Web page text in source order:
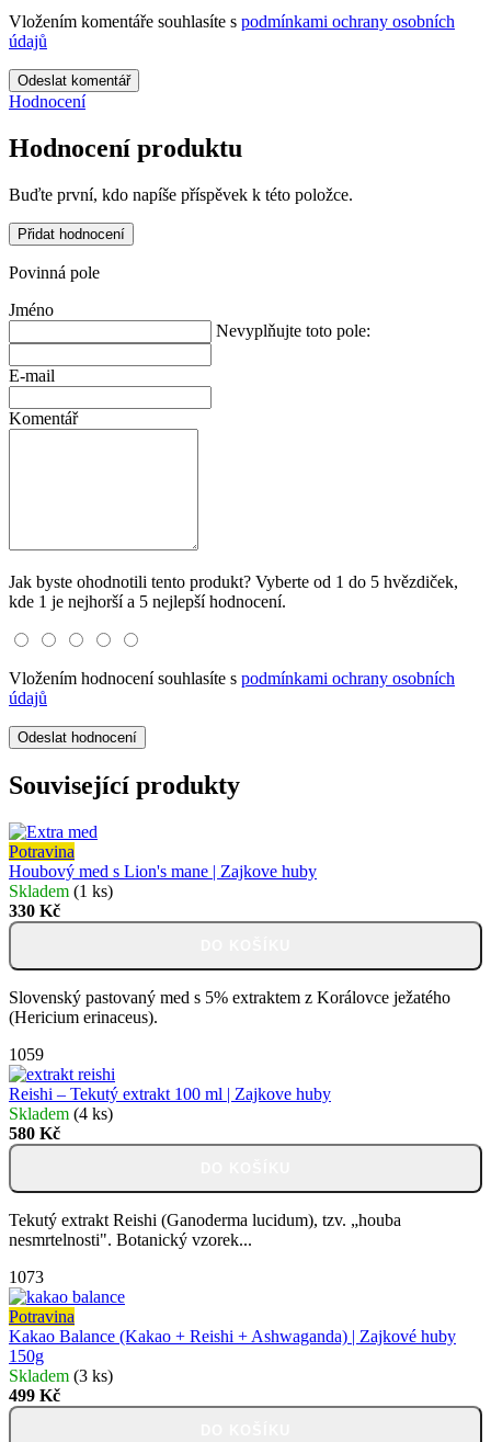
Vložením komentáře souhlasíte s podmínkami ochrany osobních
údajů
Odeslat komentář
Hodnocení
Hodnocení produktu
Buďte první, kdo napíše příspěvek k této položce.
Přidat hodnocení
Povinná pole
Jméno
Nevyplňujte toto pole:
E-mail
Komentář
Jak byste ohodnotili tento produkt? Vyberte od 1 do 5 hvězdiček,
kde 1 je nejhorší a 5 nejlepší hodnocení.
Vložením hodnocení souhlasíte s podmínkami ochrany osobních
údajů
Odeslat hodnocení
Související produkty
Potravina
Houbový med s Lion's mane | Zajkove huby
Skladem (1 ks)
330 Kč
Slovenský pastovaný med s 5% extraktem z Korálovce ježatého
(Hericium erinaceus).
1059
Reishi – Tekutý extrakt 100 ml | Zajkove huby
Skladem (4 ks)
580 Kč
Tekutý extrakt Reishi (Ganoderma lucidum), tzv. „houba
nesmrtelnosti". Botanický vzorek...
1073
Potravina
Kakao Balance (Kakao + Reishi + Ashwaganda) | Zajkové huby
150g
Skladem (3 ks)
499 Kč